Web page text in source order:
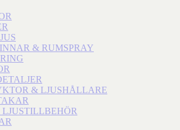
& RUMSPRAY
& LJUSHÅLLARE
LJUSTILLBEHÖR